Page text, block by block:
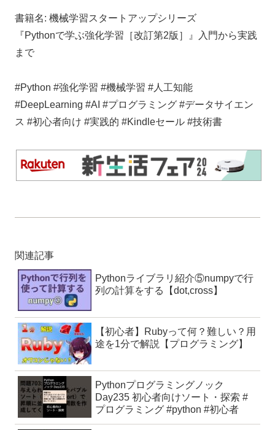
書籍名: 機械学習スタートアップシリーズ
『Pythonで学ぶ強化学習［改訂第2版］』入門から実践
まで
#Python #強化学習 #機械学習 #人工知能
#DeepLearning #AI #プログラミング #データサイエン
ス #初心者向け #実践的 #Kindleセール #技術書
関連記事
Pythonライブラリ紹介⑤numpyで行
列の計算をする【dot,cross】
【初心者】Rubyって何？難しい？用
途を1分で解説【プログラミング】
Pythonプログラミングノック
Day235 初心者向けソート・探索 #
プログラミング #python #初心者